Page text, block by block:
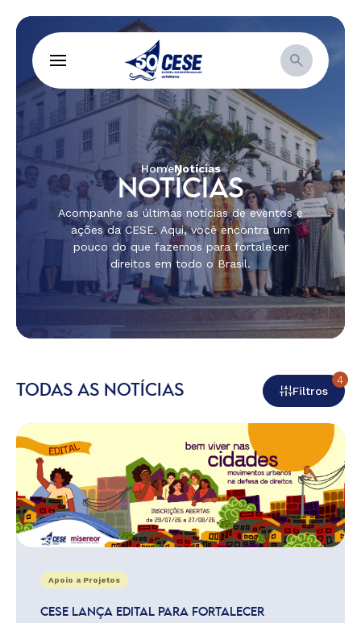
HomeNotícias
NOTÍCIAS
Acompanhe as últimas notícias de eventos e
ações da CESE. Aqui, você encontra um
pouco do que fazemos para fortalecer
direitos em todo o Brasil.
TODAS AS NOTÍCIAS Filtros
4
Apoio a Projetos
CESE LANÇA EDITAL PARA FORTALECER